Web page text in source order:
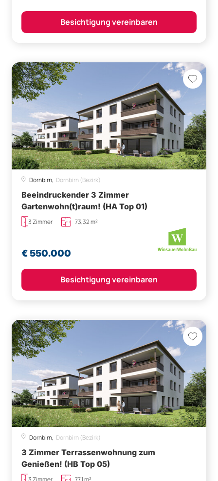
Besichtigung vereinbaren
Dornbirn, Dornbirn (Bezirk)
Beeindruckender 3 Zimmer
Gartenwohn(t)raum! (HA Top 01)
3 Zimmer 73,32 m²
€ 550.000
Besichtigung vereinbaren
Dornbirn, Dornbirn (Bezirk)
3 Zimmer Terrassenwohnung zum
Genießen! (HB Top 05)
3 Zimmer 77,1 m²